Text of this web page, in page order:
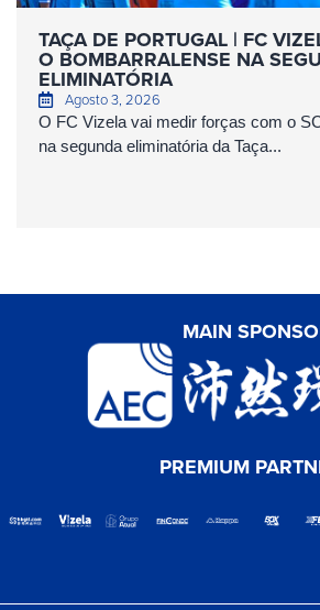
TAÇA DE PORTUGAL | FC
O BOMBARRALENSE NA
ELIMINATÓRIA
Agosto 3, 2026
O FC Vizela vai medir forças com o
na segunda eliminatória da Taça...
MAIN
PREMIUM